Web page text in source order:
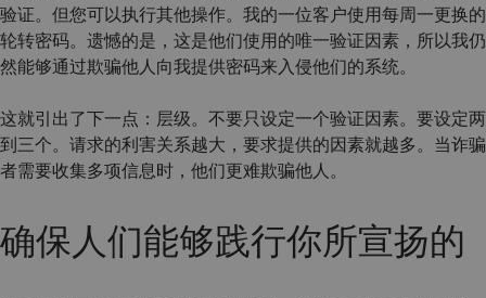
验证。但您可以执行其他操作。我的一位客户使用每周一更换的
轮转密码。遗憾的是，这是他们使用的唯一验证因素，所以我仍
然能够通过欺骗他人向我提供密码来入侵他们的系统。
这就引出了下一点：层级。不要只设定一个验证因素。要设定两
到三个。请求的利害关系越大，要求提供的因素就越多。当诈骗
者需要收集多项信息时，他们更难欺骗他人。
确保人们能够践行你所宣扬的